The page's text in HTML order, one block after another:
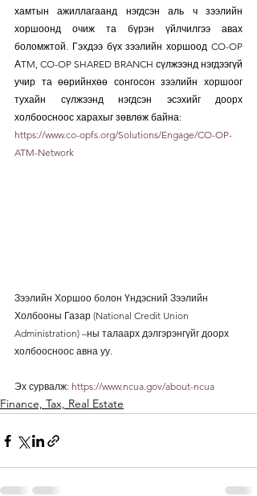
хамтын ажиллагаанд нэгдсэн аль ч зээлийн
хоршоонд очиж та бүрэн үйлчилгээ авах
боломжтой. Гэхдээ бүх зээлийн хоршоод CO-OP
АTM, CO-OP SHARED BRANCH сүлжээнд нэгдээгүй
учир та өөрийнхөө сонгосон зээлийн хоршоог
тухайн сүлжээнд нэгдсэн эсэхийг доорх
холбоосноос харахыг зөвлөж байна:
https://www.co-opfs.org/Solutions/Engage/CO-OP-
ATM-Network
Зээлийн Хоршоо болон Үндэсний Зээлийн
Холбооны Газар (National Credit Union
Administration) –ны талаарх дэлгэрэнгүйг доорх
холбоосноос авна уу.
Эх сурвалж: https://www.ncua.gov/about-ncua
Finance, Tax, Real Estate